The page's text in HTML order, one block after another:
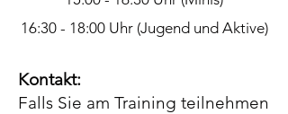
Kontakt:
Falls Sie am Training teilnehmen
16:30 - 18:00 Uhr (Jugend und Aktive)